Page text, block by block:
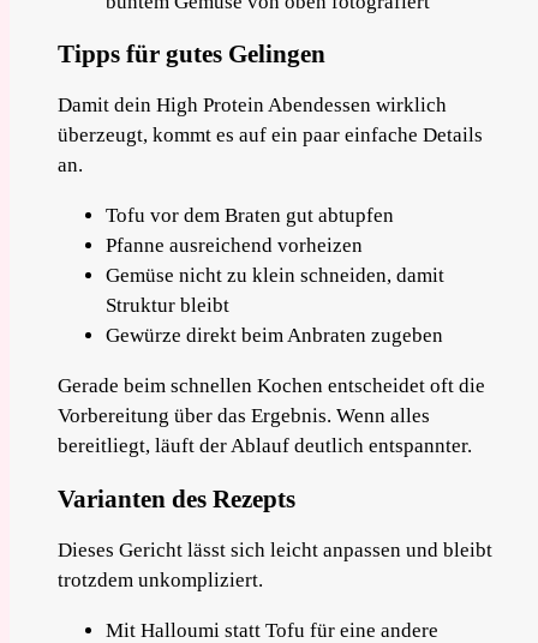
Tipps für gutes Gelingen
Damit dein High Protein Abendessen wirklich
überzeugt, kommt es auf ein paar einfache Details
an.
Tofu vor dem Braten gut abtupfen
Pfanne ausreichend vorheizen
Gemüse nicht zu klein schneiden, damit
Struktur bleibt
Gewürze direkt beim Anbraten zugeben
Gerade beim schnellen Kochen entscheidet oft die
Vorbereitung über das Ergebnis. Wenn alles
bereitliegt, läuft der Ablauf deutlich entspannter.
Varianten des Rezepts
Dieses Gericht lässt sich leicht anpassen und bleibt
trotzdem unkompliziert.
Mit Halloumi statt Tofu für eine andere